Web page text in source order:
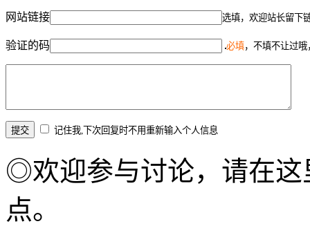
网站链接 选填，欢迎站长留下
验证的码 必填，不填不让过
记住我,下次回复时不用重新输入个人信息
◎欢迎参与讨论，请在这
点。